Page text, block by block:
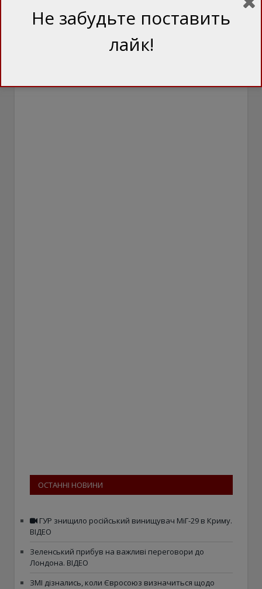
ОСТАННІ НОВИНИ
ГУР знищило російський винищувач МіГ-29 в Криму.
ВІДЕО
Зеленський прибув на важливі переговори до
Лондона. ВІДЕО
ЗМІ дізнались, коли Євросоюз визначиться щодо
Не забудьте поставить
лайк!